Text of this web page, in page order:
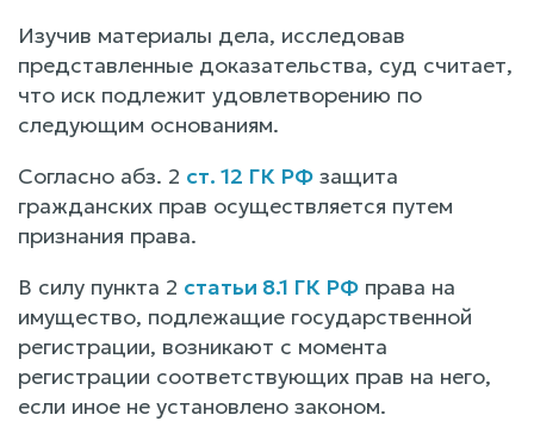
Изучив материалы дела, исследовав
представленные доказательства, суд считает,
что иск подлежит удовлетворению по
следующим основаниям.
Согласно абз. 2 ст. 12 ГК РФ защита
гражданских прав осуществляется путем
признания права.
В силу пункта 2 статьи 8.1 ГК РФ права на
имущество, подлежащие государственной
регистрации, возникают с момента
регистрации соответствующих прав на него,
если иное не установлено законом.